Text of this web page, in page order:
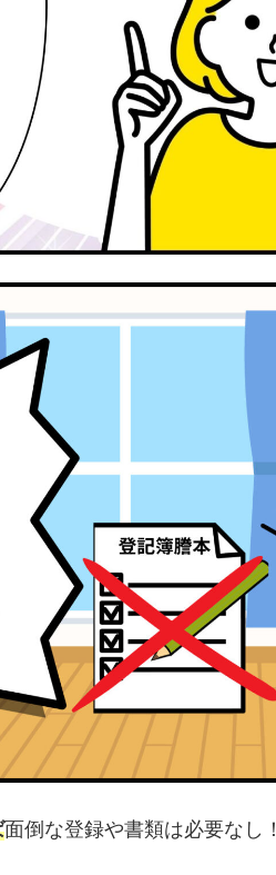
面倒な登録や書類は必要なし！